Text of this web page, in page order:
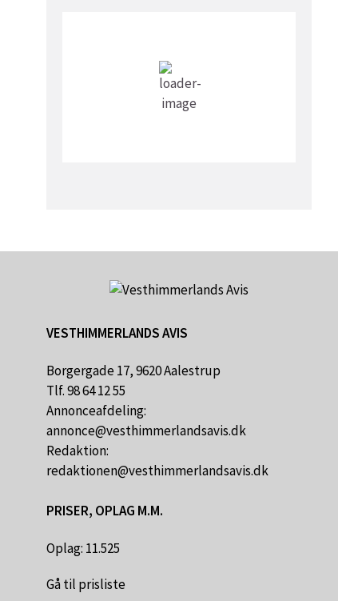
6:17 am,
13
VESTHIMMERLANDS AVIS
Borgergade 17, 9620 Aalestrup
Tlf. 98 64 12 55
Annonceafdeling:
annonce@vesthimmerlandsavis.dk
Redaktion:
redaktionen@vesthimmerlandsavis.dk
PRISER, OPLAG M.M.
Oplag: 11.525
Gå til prisliste